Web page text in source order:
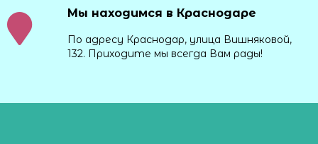
Мы находимся в Краснодаре
По адресу Краснодар, улица Вишняковой,
132. Приходите мы всегда Вам рады!